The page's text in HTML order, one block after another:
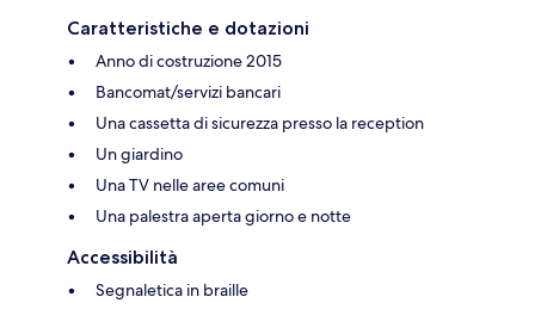
Caratteristiche e dotazioni
Anno di costruzione 2015
Bancomat/servizi bancari
Una cassetta di sicurezza presso la reception
Un giardino
Una TV nelle aree comuni
Una palestra aperta giorno e notte
Accessibilità
Segnaletica in braille